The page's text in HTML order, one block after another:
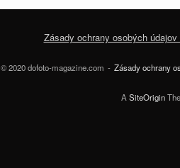
Zásady ochrany osobých
© 2020 dofoto-magazine.com Zásady ochrany
A SiteOrigin